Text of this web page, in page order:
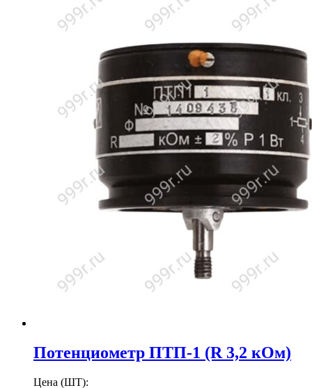
Потенциометр ПТП-1 (R 3,2 кОм)
Цена (ШТ):